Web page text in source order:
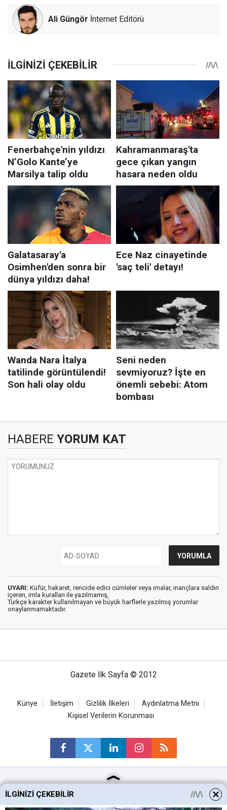
Ali Güngör İnternet Editörü
HABERE YORUM KAT
UYARI: Küfür, hakaret, rencide edici cümleler veya imalar, inançlara saldırı
içeren, imla kuralları ile yazılmamış,
Türkçe karakter kullanılmayan ve büyük harflerle yazılmış yorumlar
onaylanmamaktadır.
Gazete İlk Sayfa © 2012
Künye İletişim Gizlilik İlkeleri
Aydınlatma Metni
Kişisel Verilerin Korunması
Ankara Haberleri
İLGINIZI ÇEKEBILIR